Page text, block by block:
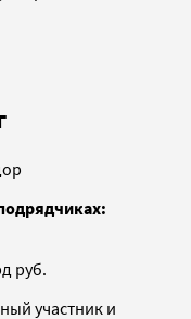
руб.
участник и